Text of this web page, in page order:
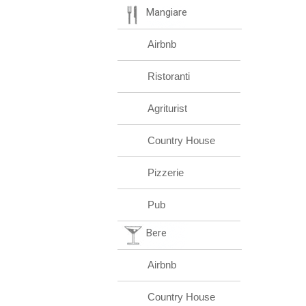
Mangiare
Airbnb
Ristoranti
Agriturist
Country House
Pizzerie
Pub
Bere
Airbnb
Country House